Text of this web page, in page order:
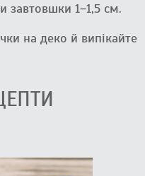
завтовшки 1–1,5 см.
на деко й випікайте